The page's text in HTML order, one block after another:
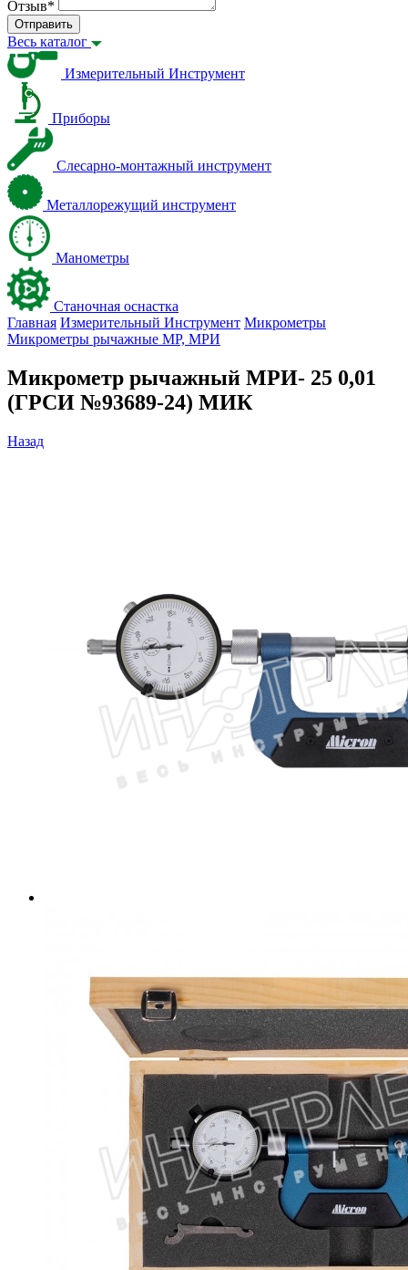
Отзыв*
Отправить
Весь каталог
Измерительный Инструмент
Приборы
Слесарно-монтажный инструмент
Металлорежущий инструмент
Манометры
Станочная оснастка
Главная Измерительный Инструмент Микрометры
Микрометры рычажные МР, МРИ
Микрометр рычажный МРИ- 25 0,01
(ГРСИ №93689-24) МИК
Назад